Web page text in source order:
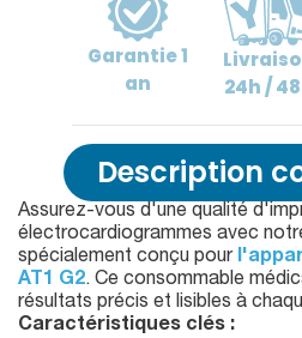
Garantie1
an
24h /
Description
Assurez-vous d'une qualité
électrocardiogrammes avec
spécialement conçu pour
AT1 G2. Ce consommable
résultats précis et lisibles à
Caractéristiques clés :